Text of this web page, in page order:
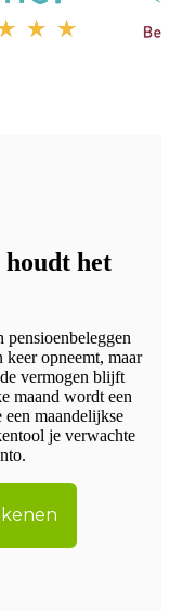
het
opneemt, maar
vermogen blijft
maand wordt een
maandelijkse
je verwachte